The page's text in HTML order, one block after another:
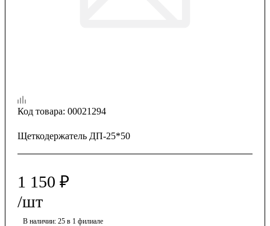
Код товара: 00021294
Щеткодержатель ДП-25*50
1 150 ₽
/шт
В наличии: 25 в 1 филиале